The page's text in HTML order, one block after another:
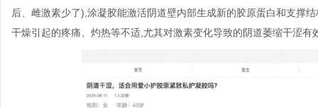
后、雌激素少了),涂凝胶能激活阴道壁内部生成新的胶原蛋白和支撑
干燥引起的疼痛、灼热等不适,尤其对激素变化导致的阴道萎缩干涩有